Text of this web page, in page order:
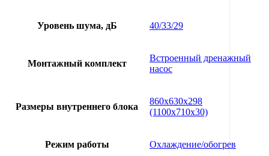
Уровень шума, дБ 40/33/29
Монтажный комплект
Встроенный дренажный
насос
Размеры внутреннего блока
860х630х298
(1100х710х30)
Режим работы Охлаждение/обогрев